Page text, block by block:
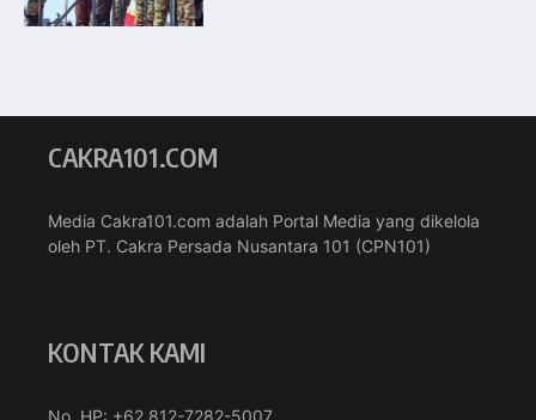
CAKRA101.COM
Media Cakra101.com adalah Portal Media yang dikelola
oleh PT. Cakra Persada Nusantara 101 (CPN101)
KONTAK KAMI
No. HP: +62 812-7282-5007